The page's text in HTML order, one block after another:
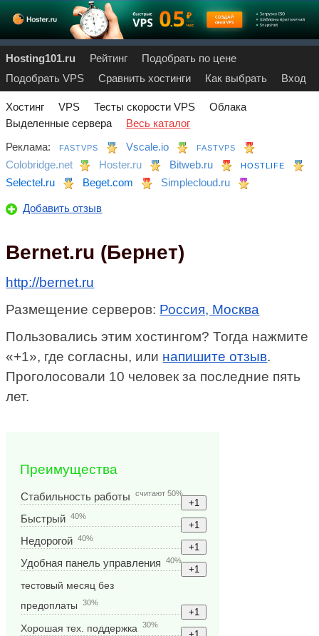
Hosting101.ru Рейтинг
Подобрать по цене
Подобрать VPS
Сравнить хостинги Как выбрать Вход
Хостинг VPS Тесты скорости VPS
Облака
Выделенные сервера
Весь каталог
Реклама:
FASTVPS Vscale.io FASTVPS
Colobridge.net Hoster.ru Bitweb.ru HOSTLIFE
Selectel.ru Beget.com Simplecloud.ru
Добавить отзыв
Bernet.ru (Бернет)
http://bernet.ru
Размещение серверов: Россия, Москва
Пользовались этим хостингом? Тогда нажмите
«+1», где согласны, или напишите отзыв.
Проголосовали 10 человек за последние пять
лет.
Преимущества
Стабильность работы считают 50%
Быстрый 40%
Недорогой 40%
Удобная панель управления 40%
тестовый месяц без
предоплаты
30%
Хорошая тех. поддержка 30%